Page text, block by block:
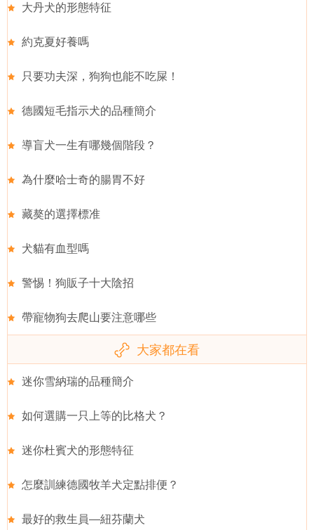
大丹犬的形態特征
約克夏好養嗎
只要功夫深，狗狗也能不吃屎！
德國短毛指示犬的品種簡介
導盲犬一生有哪幾個階段？
為什麼哈士奇的腸胃不好
藏獒的選擇標准
犬貓有血型嗎
警惕！狗販子十大陰招
帶寵物狗去爬山要注意哪些
大家都在看
迷你雪納瑞的品種簡介
如何選購一只上等的比格犬？
迷你杜賓犬的形態特征
怎麼訓練德國牧羊犬定點排便？
最好的救生員—紐芬蘭犬